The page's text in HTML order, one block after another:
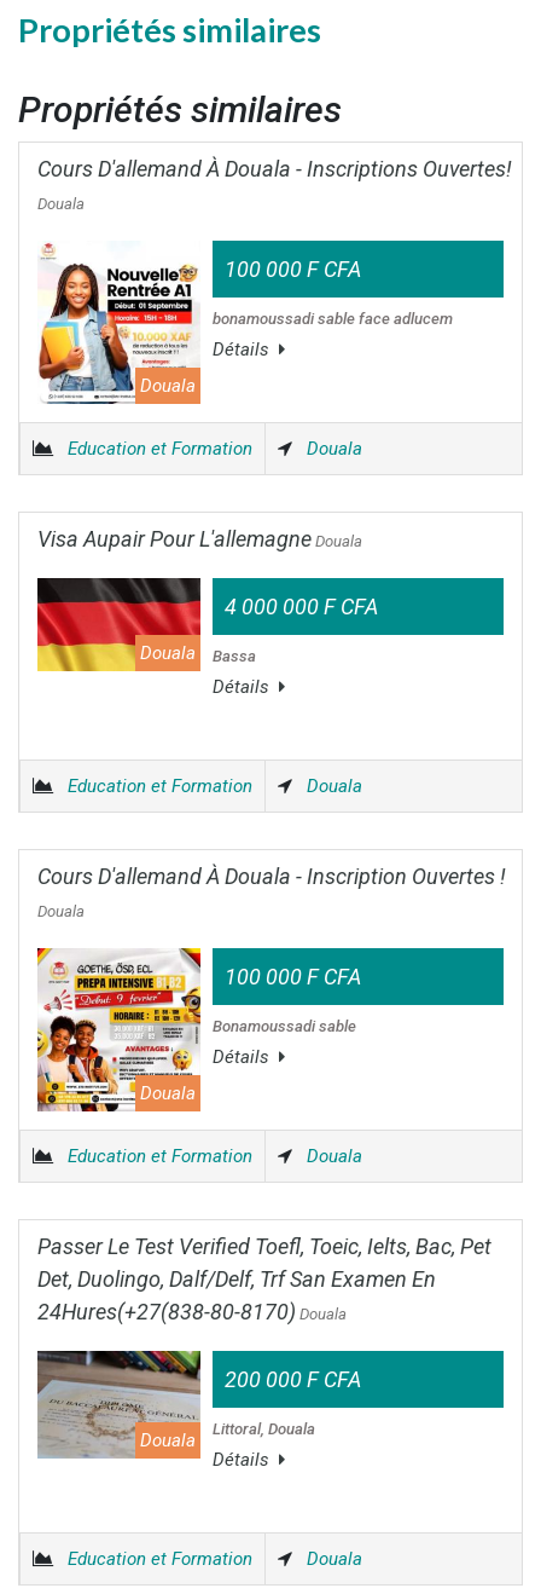
Propriétés similaires
Propriétés similaires
Cours D'allemand À Douala - Inscriptions Ouvertes!
Douala
Douala
100 000 F CFA
bonamoussadi sable face adlucem
Détails
Education et Formation Douala
Visa Aupair Pour L'allemagne Douala
Douala
4 000 000 F CFA
Bassa
Détails
Education et Formation Douala
Cours D'allemand À Douala - Inscription Ouvertes !
Douala
Douala
100 000 F CFA
Bonamoussadi sable
Détails
Education et Formation Douala
Passer Le Test Verified Toefl, Toeic, Ielts, Bac, Pet
Det, Duolingo, Dalf/Delf, Trf San Examen En
24Hures(+27(838-80-8170) Douala
Douala
200 000 F CFA
Littoral, Douala
Détails
Education et Formation Douala